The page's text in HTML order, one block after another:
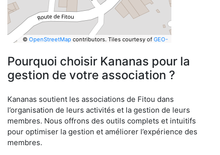
© OpenStreetMapcontributors. Tiles courtesy of GEO-
Pourquoi choisir Kananas pour la
gestion de votre association ?
Kananas soutient les associations de Fitou dans
l’organisation de leurs activités et la gestion de leurs
membres. Nous offrons des outils complets et intuitifs
pour optimiser la gestion et améliorer l’expérience des
membres.